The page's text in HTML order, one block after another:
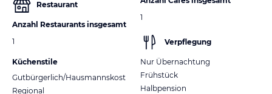
Restaurant
Anzahl Restaurants insgesamt
1
Küchenstile
Gutbürgerlich/Hausmannskost
Regional
1
Verpflegung
Nur Übernachtung
Frühstück
Halbpension